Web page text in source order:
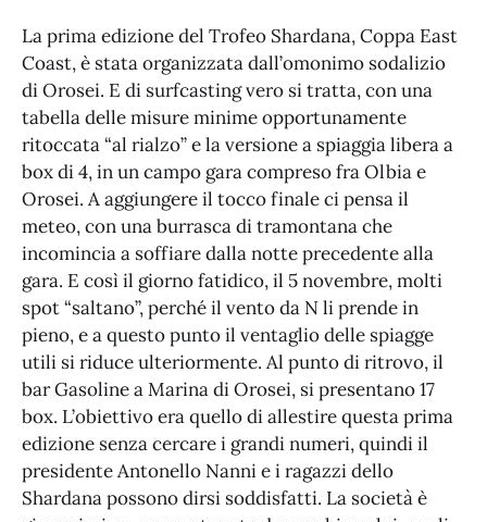
La prima edizione del Trofeo Shardana, Coppa East
Coast, è stata organizzata dall’omonimo sodalizio
di Orosei. E di surfcasting vero si tratta, con una
tabella delle misure minime opportunamente
ritoccata “al rialzo” e la versione a spiaggia libera a
box di 4, in un campo gara compreso fra Olbia e
Orosei. A aggiungere il tocco finale ci pensa il
meteo, con una burrasca di tramontana che
incomincia a soffiare dalla notte precedente alla
gara. E così il giorno fatidico, il 5 novembre, molti
spot “saltano”, perché il vento da N li prende in
pieno, e a questo punto il ventaglio delle spiagge
utili si riduce ulteriormente. Al punto di ritrovo, il
bar Gasoline a Marina di Orosei, si presentano 17
box. L’obiettivo era quello di allestire questa prima
edizione senza cercare i grandi numeri, quindi il
presidente Antonello Nanni e i ragazzi dello
Shardana possono dirsi soddisfatti. La società è